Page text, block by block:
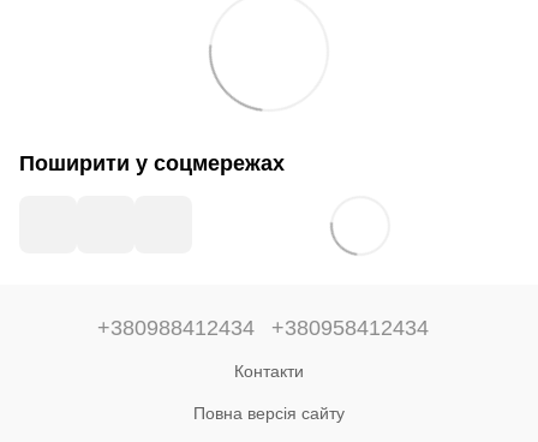
Поширити у соцмережах
+380988412434 +380958412434
Контакти
Повна версія сайту